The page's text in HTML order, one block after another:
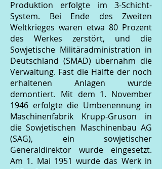
Produktion erfolgte im 3-Schicht-
System. Bei Ende des Zweiten
Weltkrieges waren etwa 80 Prozent
des Werkes zerstört, und die
Sowjetische Militäradministration in
Deutschland (SMAD) übernahm die
Verwaltung. Fast die Hälfte der noch
erhaltenen Anlagen wurde
demontiert. Mit dem 1. November
1946 erfolgte die Umbenennung in
Maschinenfabrik Krupp-Gruson in
die Sowjetischen Maschinenbau AG
(SAG), ein sowjetischer
Generaldirektor wurde eingesetzt.
Am 1. Mai 1951 wurde das Werk in